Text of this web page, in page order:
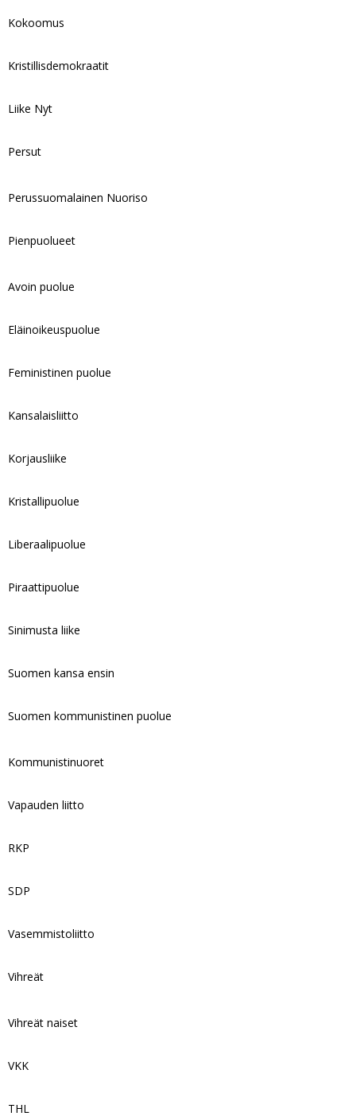
Kokoomus
Kristillisdemokraatit
Liike Nyt
Persut
Perussuomalainen Nuoriso
Pienpuolueet
Avoin puolue
Eläinoikeuspuolue
Feministinen puolue
Kansalaisliitto
Korjausliike
Kristallipuolue
Liberaalipuolue
Piraattipuolue
Sinimusta liike
Suomen kansa ensin
Suomen kommunistinen puolue
Kommunistinuoret
Vapauden liitto
RKP
SDP
Vasemmistoliitto
Vihreät
Vihreät naiset
VKK
THL